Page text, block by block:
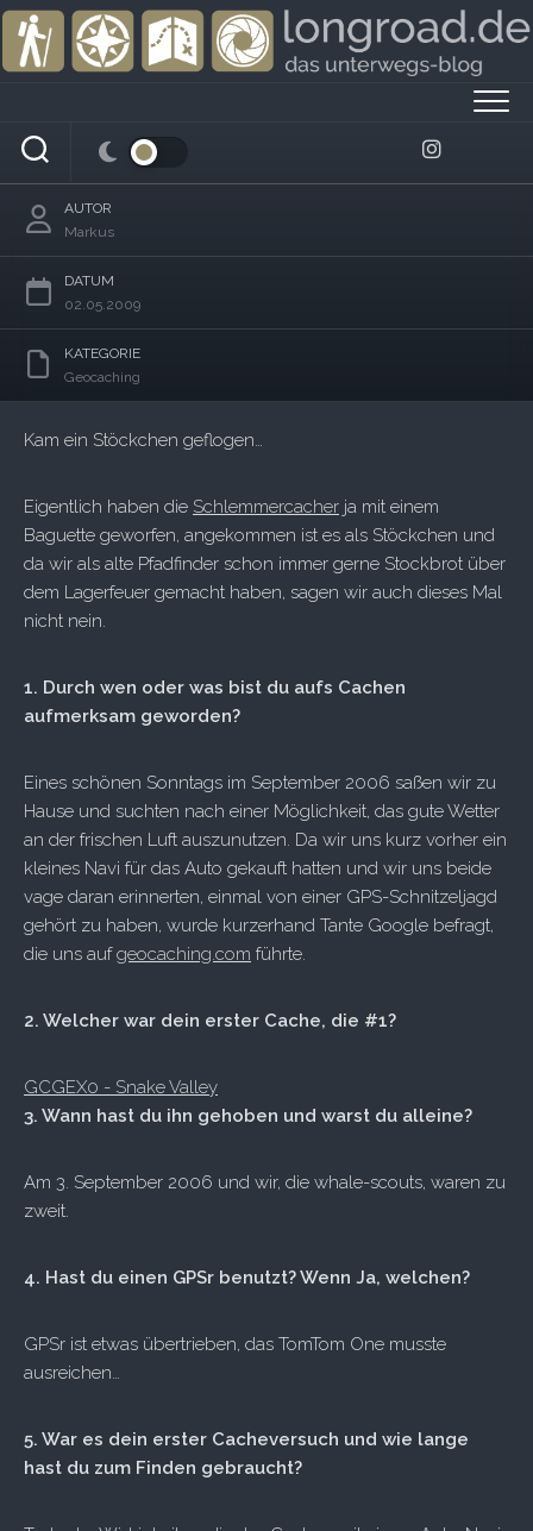
Skip
content
Beule am Kopf
AUTOR
Markus
DATUM
02.05.2009
KATEGORIE
Geocaching
Kam ein Stöckchen geflogen…
Eigentlich haben die Schlemmercacher ja mit einem
Baguette geworfen, angekommen ist es als Stöckchen und
da wir als alte Pfadfinder schon immer gerne Stockbrot über
dem Lagerfeuer gemacht haben, sagen wir auch dieses Mal
nicht nein.
1. Durch wen oder was bist du aufs Cachen
aufmerksam geworden?
Eines schönen Sonntags im September 2006 saßen wir zu
Hause und suchten nach einer Möglichkeit, das gute Wetter
an der frischen Luft auszunutzen. Da wir uns kurz vorher ein
kleines Navi für das Auto gekauft hatten und wir uns beide
vage daran erinnerten, einmal von einer GPS-Schnitzeljagd
gehört zu haben, wurde kurzerhand Tante Google befragt,
die uns aufgeocaching.com führte.
2. Welcher war dein erster Cache, die #1?
GCGEX0 - Snake Valley
3. Wann hast du ihn gehoben und warst du alleine?
Am 3. September 2006 und wir, die whale-scouts, waren zu
zweit.
4. Hast du einen GPSr benutzt? Wenn Ja, welchen?
GPSr ist etwas übertrieben, das TomTom One musste
ausreichen…
5. War es dein erster Cacheversuch und wie lange
hast du zum Finden gebraucht?